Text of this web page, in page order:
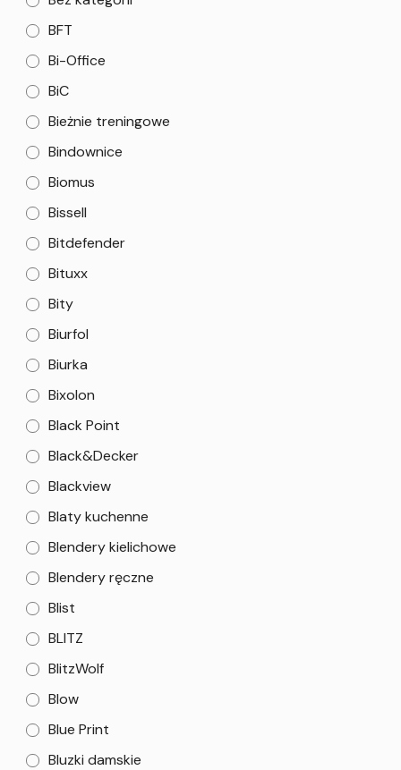
BFT
Bi-Office
BiC
Bieżnie treningowe
Bindownice
Biomus
Bissell
Bitdefender
Bituxx
Bity
Biurfol
Biurka
Bixolon
Black Point
Black&Decker
Blackview
Blaty kuchenne
Blendery kielichowe
Blendery ręczne
Blist
BLITZ
BlitzWolf
Blow
Blue Print
Bluzki damskie